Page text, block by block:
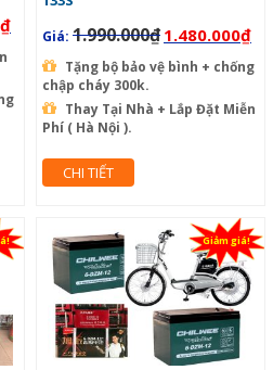
₫
Giá: 1.990.000₫ 1.480.000₫
Tặng bộ bảo vệ bình + chống
chập cháy 300k.
Thay Tại Nhà + Lắp Đặt Miễn
Phí ( Hà Nội ).
CHI TIẾT
Giảm giá!